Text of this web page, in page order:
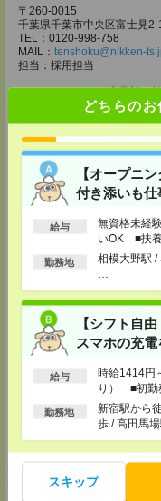
どちらの
【オープニ
付き添いも
給与
無資格未経
いOK ■扶
以上
勤務地
相模大野駅 /
【シフト自
スマホの充
給与
時給1414
り） ■初
る
勤務地
新宿駅から
歩 / 高田馬
スキップ
〒260-0015
千葉県千葉市中央区富士見
TEL：0120-998-758
MAIL： tenshoku@nikken-
担当：採用担当
千葉県柏市末広町5-19 第
TEL：0120-935-218
MAIL：tenshoku@nikken-
担当：採用担当
メディカルケア事業部 新
東京都新宿区新宿2-3-10
MAIL：tenshoku@nikken-
メディカルケア事業部
TEL：0120-934-200
MAIL：tenshoku@nikken-ts.jp
担当：採用担当
メディカルケア事業部
東京都町田市森野1-7-23
TEL：0120-453-285
tenshoku@nikken-
担当：採用担当
メディカルケア事業部
神奈川県横浜市保土ケ谷区
TEL：0120-901-799